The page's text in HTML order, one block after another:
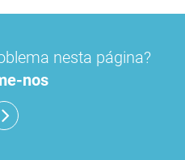
nesta página?
nos